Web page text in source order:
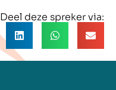
Deel deze spreker via: